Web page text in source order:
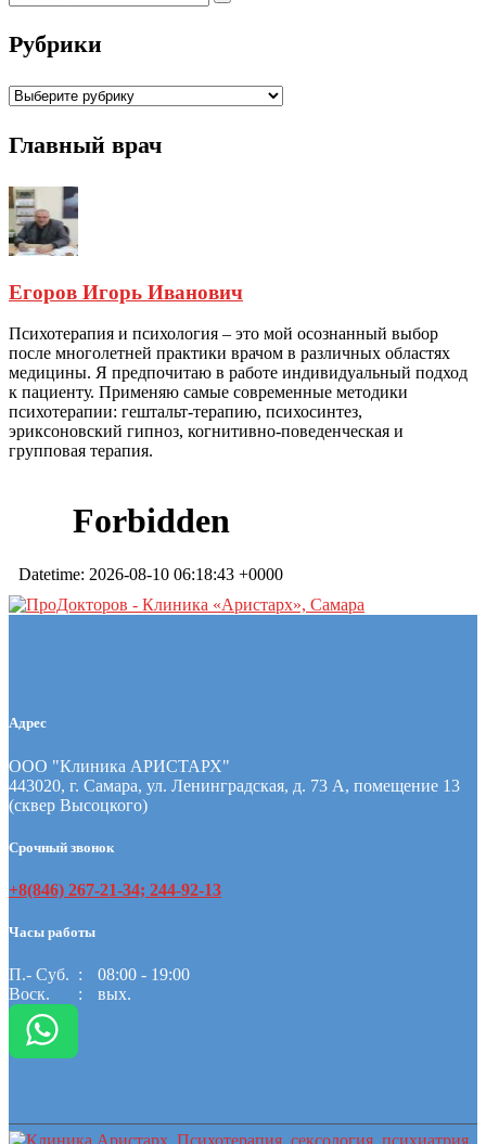
Рубрики
Рубрики
Главный врач
Егоров Игорь Иванович
Психотерапия и психология – это мой осознанный выбор
после многолетней практики врачом в различных областях
медицины. Я предпочитаю в работе индивидуальный подход
к пациенту. Применяю самые современные методики
психотерапии: гештальт-терапию, психосинтез,
эриксоновский гипноз, когнитивно-поведенческая и
групповая терапия.
Адрес
ООО "Клиника АРИСТАРХ"
443020, г. Самара, ул. Ленинградская, д. 73 А, помещение 13
(сквер Высоцкого)
Срочный звонок
+8(846) 267-21-34; 244-92-13
Часы работы
П.- Суб.
08:00 - 19:00
Воск.
вых.